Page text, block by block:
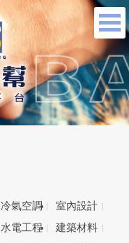
冷氣空調
室內設計
水電工程
建築材料